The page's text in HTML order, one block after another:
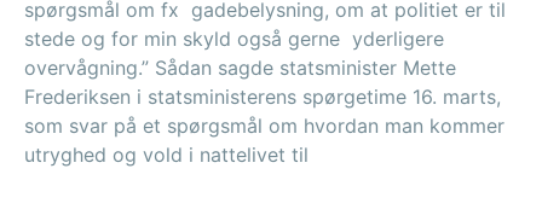
spørgsmål om fx gadebelysning, om at politiet er til
stede og for min skyld også gerne yderligere
overvågning.” Sådan sagde statsminister Mette
Frederiksen i statsministerens spørgetime 16. marts,
som svar på et spørgsmål om hvordan man kommer
utryghed og vold i nattelivet til